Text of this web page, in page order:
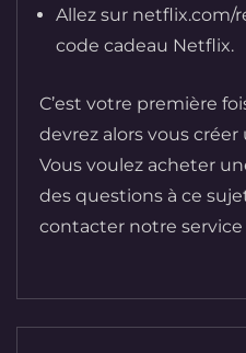
Allez sur netflix.com/
code cadeau Netflix.
C’est votre première
devrez alors vous
Vous voulez acheter
des questions à ce
contacter notre